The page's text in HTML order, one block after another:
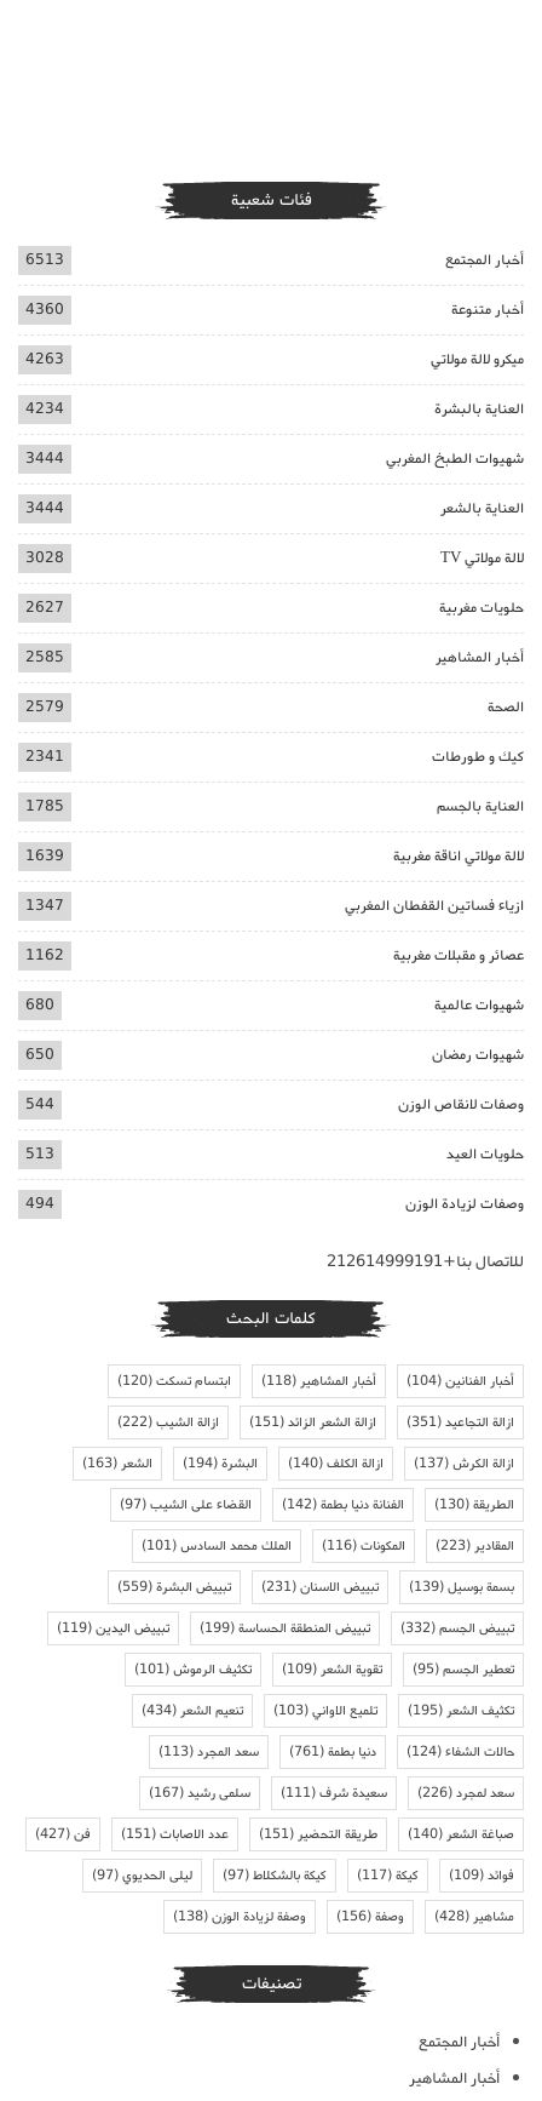
فئات شعبية
أخبار المجتمع 6513
أخبار متنوعة 4360
ميكرو لالة مولاتي 4263
العناية بالبشرة 4234
شهيوات الطبخ المغربي 3444
العناية بالشعر 3444
لالة مولاتي TV 3028
حلويات مغربية 2627
أخبار المشاهير 2585
الصحة 2579
كيك و طورطات 2341
العناية بالجسم 1785
لالة مولاتي اناقة مغربية 1639
ازياء فساتين القفطان المغربي 1347
عصائر و مقبلات مغربية 1162
شهيوات عالمية 680
شهيوات رمضان 650
وصفات لانقاص الوزن 544
حلويات العيد 513
وصفات لزيادة الوزن 494
للاتصال بنا+212614999191
كلمات البحث
أخبار الفنانين(104) أخبار المشاهير(118) ابتسام تسكت(120)
ازالة التجاعيد(351) ازالة الشعر الزائد(151) ازالة الشيب(222)
ازالة الكرش(137) ازالة الكلف(140) البشرة(194) الشعر(163)
الطريقة(130) الفنانة دنيا بطمة(142) القضاء على الشيب(97)
المقادير(223) المكونات(116) الملك محمد السادس(101)
بسمة بوسيل(139) تبييض الاسنان(231) تبييض البشرة(559)
تبييض الجسم(332) تبييض المنطقة الحساسة(199) تبييض اليدين(119)
تعطير الجسم(95) تقوية الشعر(109) تكثيف الرموش(101)
تكثيف الشعر(195) تلميع الاواني(103) تنعيم الشعر(434)
حالات الشفاء(124) دنيا بطمة(761) سعد المجرد(113)
سعد لمجرد(226) سعيدة شرف(111) سلمى رشيد(167)
صباغة الشعر(140) طريقة التحضير(151) عدد الاصابات(151) فن(427)
فوائد(109) كيكة(117) كيكة بالشكلاط(97) ليلى الحديوي(97)
مشاهير(428) وصفة(156) وصفة لزيادة الوزن(138)
تصنيفات
أخبار المجتمع
أخبار المشاهير